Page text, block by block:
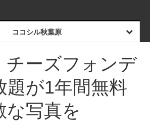
ココシル秋葉原
チーズフォンデ
題が1年間無料
な写真を